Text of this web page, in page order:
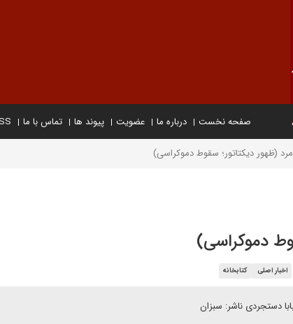
صفحه نخست درباره ما عضویت پیوند ها تماس با ما
(ظهور دیکتاتور؛ سقوط دموکراسی)
دموکراسی)
اخبار اصلی کتابخانه
دستجردی ناشر: سبزان